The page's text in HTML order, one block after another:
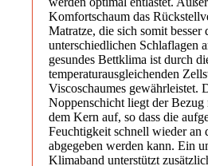
Komfortschaum das
Matratze, die sich somit besser
unterschiedlichen Schlaflagen
gesundes Bettklima ist durch
temperaturausgleichenden
Viscoschaumes gewährleistet.
Noppenschicht liegt der
dem Kern auf, so dass die
Feuchtigkeit schnell wieder an
abgegeben werden kann. Ein
Klimaband unterstützt